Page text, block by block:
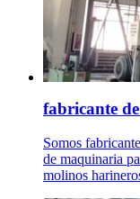
fabricante
Somos
de maquinaria
molinos